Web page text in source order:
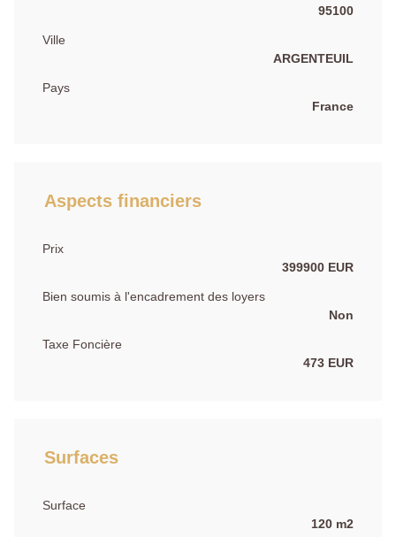
95100
Ville
ARGENTEUIL
Pays
France
Aspects financiers
Prix
399900 EUR
Bien soumis à l'encadrement des loyers
Non
Taxe Foncière
473 EUR
Surfaces
Surface
120 m2